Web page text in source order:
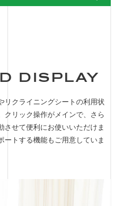
DISPLAY
リクライニングシートの利用状
クリック操作がメインで、さら
させて便利にお使いいただけま
ートする機能もご用意していま